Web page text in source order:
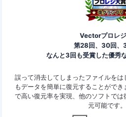
Vectorプロレ
第28回、30回、
なんと3回も受賞した優秀
誤って消去してしまったファイルを
もデータを簡単に復元することがで
で高い復元率を実現、他のソフトで
元可能です。